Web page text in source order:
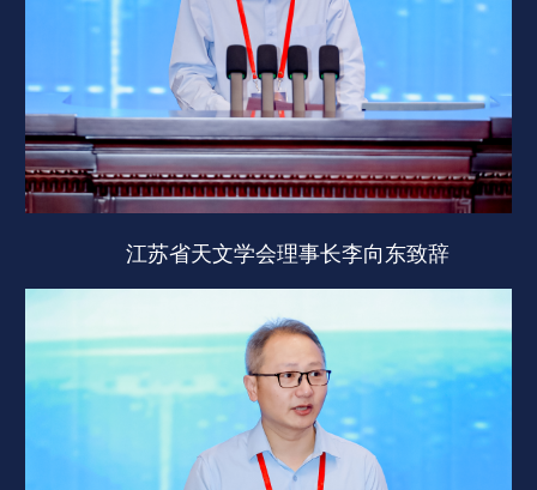
江苏省天文学会理事长李向东致辞